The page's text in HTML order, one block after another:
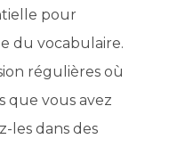
pour
du vocabulaire.
régulières où
que vous avez
les dans des